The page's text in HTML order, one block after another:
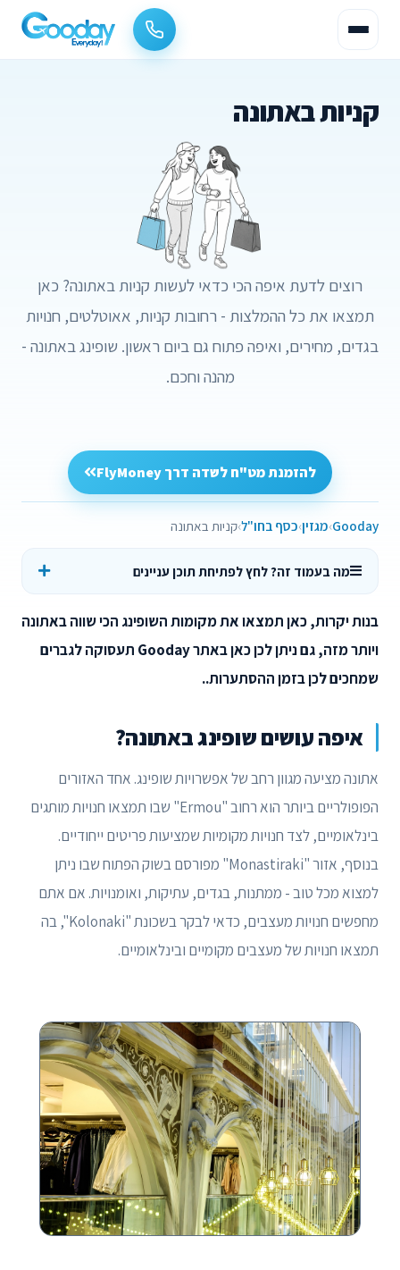
קניות באתונה
רוצים לדעת איפה הכי כדאי לעשות קניות באתונה? כאן
תמצאו את כל ההמלצות - רחובות קניות, אאוטלטים, חנויות
בגדים, מחירים, ואיפה פתוח גם ביום ראשון. שופינג באתונה -
מהנה וחכם.
להזמנת מט"ח לשדה דרך FlyMoney
Gooday מגזין כסף בחו"ל קניות באתונה
מה בעמוד זה? לחץ לפתיחת תוכן עניינים
בנות יקרות, כאן תמצאו את מקומות השופינג הכי שווה באתונה
ויותר מזה, גם ניתן לכן כאן באתר Gooday תעסוקה לגברים
שמחכים לכן בזמן ההסתערות..
איפה עושים שופינג באתונה?
אתונה מציעה מגוון רחב של אפשרויות שופינג. אחד האזורים
הפופולריים ביותר הוא רחוב "Ermou" שבו תמצאו חנויות מותגים
בינלאומיים, לצד חנויות מקומיות שמציעות פריטים ייחודיים.
בנוסף, אזור "Monastiraki" מפורסם בשוק הפתוח שבו ניתן
למצוא מכל טוב - ממתנות, בגדים, עתיקות, ואומנויות. אם אתם
מחפשים חנויות מעצבים, כדאי לבקר בשכונת "Kolonaki", בה
תמצאו חנויות של מעצבים מקומיים ובינלאומיים.